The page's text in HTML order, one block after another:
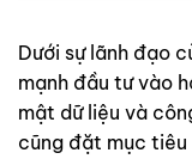
Dưới sự lãnh đạo
mạnh đầu tư vào
mật dữ liệu và
cũng đặt mục tiêu